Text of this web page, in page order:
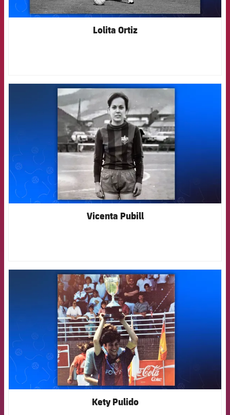
Lolita Ortiz
FCB Barcelona badge
Vicenta Pubill
FCB Barcelona badge
Kety Pulido